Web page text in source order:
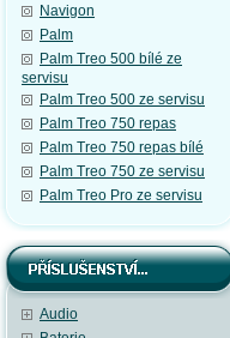
Navigon
Palm
Palm Treo 500 bílé ze
servisu
Palm Treo 500 ze servisu
Palm Treo 750 repas
Palm Treo 750 repas bílé
Palm Treo 750 ze servisu
Palm Treo Pro ze servisu
Audio